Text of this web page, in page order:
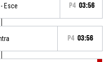
Esce P4 03:56
P4 03:56